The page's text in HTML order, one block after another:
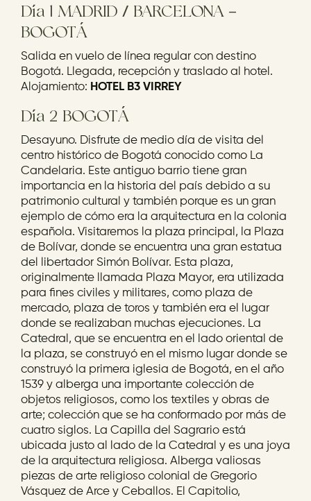
Día 1 MADRID / BARCELONA –
BOGOTÁ
Salida en vuelo de línea regular con destino
Bogotá. Llegada, recepción y traslado al hotel.
Alojamiento: HOTEL B3 VIRREY
Día 2 BOGOTÁ
Desayuno. Disfrute de medio día de visita del
centro histórico de Bogotá conocido como La
Candelaria. Este antiguo barrio tiene gran
importancia en la historia del país debido a su
patrimonio cultural y también porque es un gran
ejemplo de cómo era la arquitectura en la colonia
española. Visitaremos la plaza principal, la Plaza
de Bolívar, donde se encuentra una gran estatua
del libertador Simón Bolívar. Esta plaza,
originalmente llamada Plaza Mayor, era utilizada
para fines civiles y militares, como plaza de
mercado, plaza de toros y también era el lugar
donde se realizaban muchas ejecuciones. La
Catedral, que se encuentra en el lado oriental de
la plaza, se construyó en el mismo lugar donde se
construyó la primera iglesia de Bogotá, en el año
1539 y alberga una importante colección de
objetos religiosos, como los textiles y obras de
arte; colección que se ha conformado por más de
cuatro siglos. La Capilla del Sagrario está
ubicada justo al lado de la Catedral y es una joya
de la arquitectura religiosa. Alberga valiosas
piezas de arte religioso colonial de Gregorio
Vásquez de Arce y Ceballos. El Capitolio,